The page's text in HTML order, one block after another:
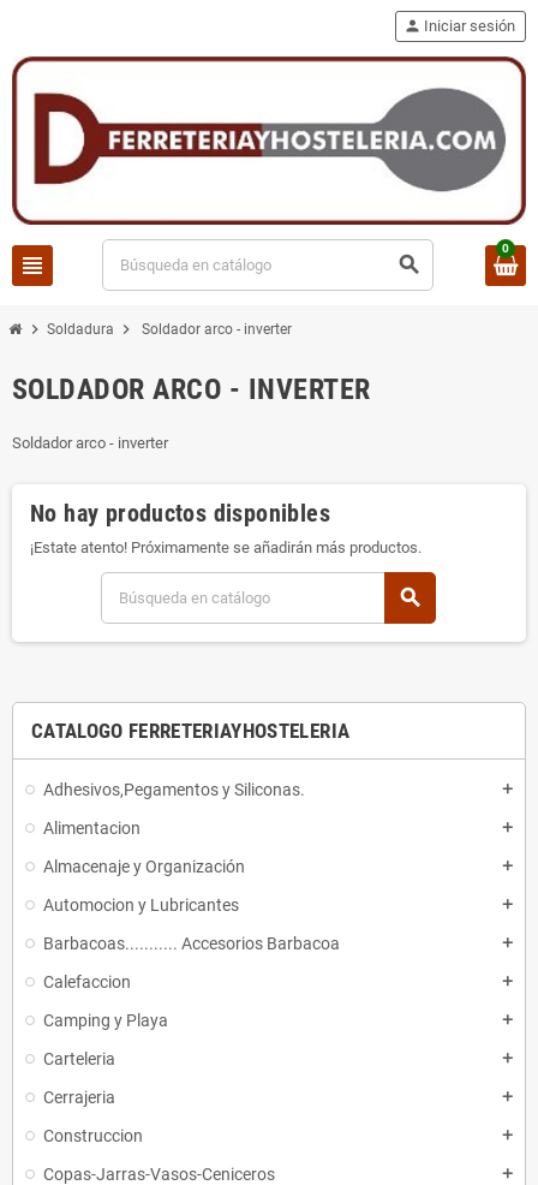
view_headline search
person Iniciar sesión
0
chevron_right Soldadura chevron_right Soldador arco - inverter
CATALOGO FERRETERIAYHOSTELERIA
Adhesivos,Pegamentos y Siliconas. add
Alimentacion add
Almacenaje y Organización add
Automocion y Lubricantes add
Barbacoas........... Accesorios Barbacoa add
Calefaccion add
Camping y Playa add
Carteleria add
Cerrajeria add
Construccion add
Copas-Jarras-Vasos-Ceniceros add
SOLDADOR ARCO - INVERTER
Soldador arco - inverter
No hay productos disponibles
¡Estate atento! Próximamente se añadirán más productos.
search